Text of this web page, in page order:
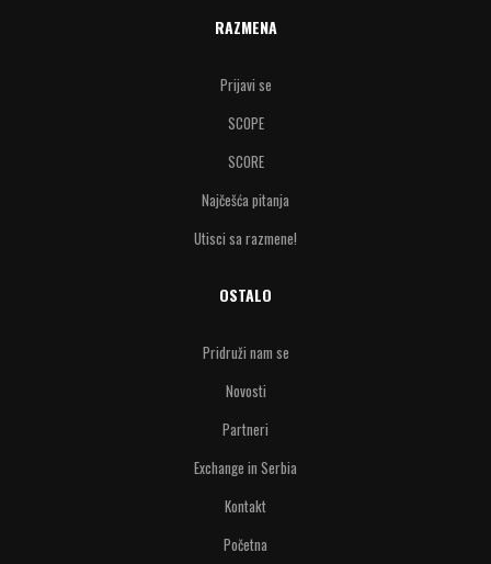
RAZMENA
Prijavi se
SCOPE
SCORE
Najčešća pitanja
Utisci sa razmene!
OSTALO
Pridruži nam se
Novosti
Partneri
Exchange in Serbia
Kontakt
Početna